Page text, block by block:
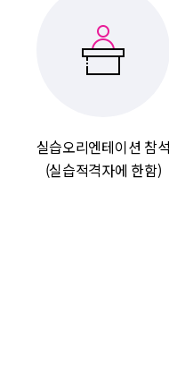
실습오리엔테이션 참석
(실습적격자에 한함)